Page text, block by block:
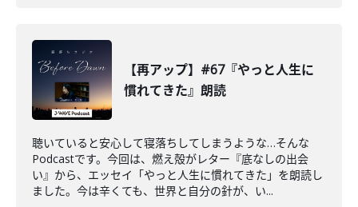
【再アップ】#67『やっと人生に
慣れてきた』朗読
聴いていると安心して寝落ちしてしまうような…そんな
Podcastです。今回は、燃え殻がレター『底なしの出会
い』から、エッセイ「やっと人生に慣れてきた」を朗読し
ました。今は辛くても、世界と自分の針が、い...